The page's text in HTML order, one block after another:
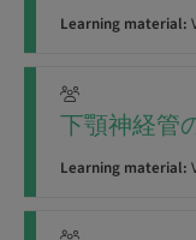
Learning material:
下顎神経管
Learning material: